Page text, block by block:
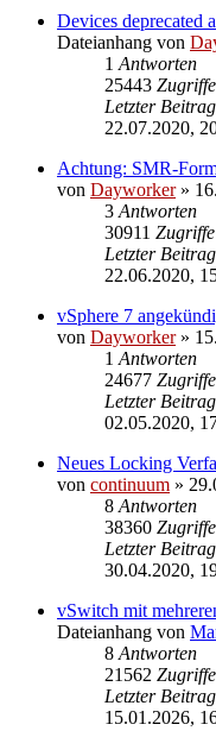
Devices deprecated
Dateianhang von
1 Antworten
25443 Zugriffe
Letzter Beitrag
22.07.2020,
Achtung: SMR-
von Dayworker»
3 Antworten
30911 Zugriffe
Letzter Beitrag
22.06.2020,
vSphere 7
von Dayworker»
1 Antworten
24677 Zugriffe
Letzter Beitrag
02.05.2020,
Neues Locking
von continuum »
8 Antworten
38360 Zugriffe
Letzter Beitrag
30.04.2020,
vSwitch mit
Dateianhang von
8 Antworten
21562 Zugriffe
Letzter Beitrag
15.01.2026,